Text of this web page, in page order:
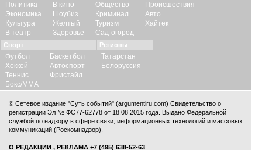
Политика
Экономика
Культура
В театр
В кино
Шоубиз
Желтый
Здоровье
Общество
Криминал
Туризм
Сад-огород
Происшествия
Авто
Хайтек
Спорт
Футбол
Хоккей
Теннис
Бокс/ММА
Баскетбол
Автоспорт
Фристайл
Регионы
Татарстан
Белоруссия
© Сетевое издание "Суть событий" (argumentiru.com) Свидетельство о
регистрации Эл № ФС77-62778 от 18.08.2015 года. Выдано Федеральной
службой по надзору в сфере связи, информационных технологий и массовых
коммуникаций (Роскомнадзор).
О РЕДАКЦИИ , РЕКЛАМА +7 (495) 638-52-63